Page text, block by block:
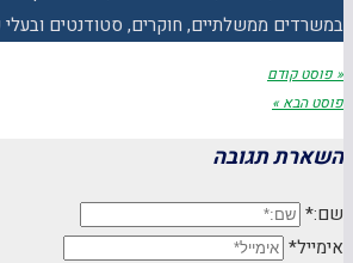
במשרדים ממשלתיים, חוקרים, סטודנטים ובעלי
« פוסט קודם
פוסט הבא »
השארת תגובה
שם:*
אימייל*